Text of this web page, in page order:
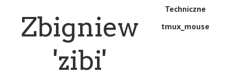
Zbigniew
'zibi'
Menu
content
Techniczne
tmux_mouse